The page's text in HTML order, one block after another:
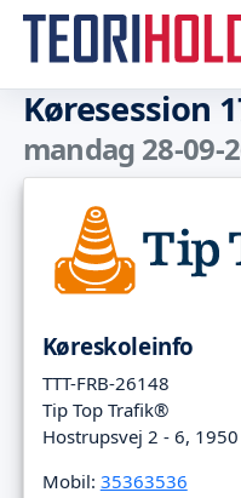
Køresession
mandag 28-09-
Køreskoleinfo
TTT-FRB-26148
Tip Top Trafik®
Hostrupsvej 2 - 6,
Mobil: 35363536